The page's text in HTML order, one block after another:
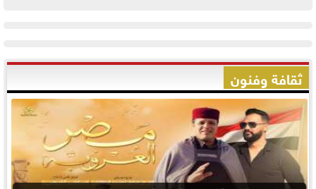
ثقافة وفنون